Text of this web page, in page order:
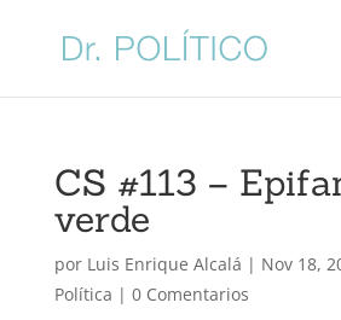
CS #113 –
verde
por Luis Enrique Alcalá | Nov 18,
Política | 0 Comentarios